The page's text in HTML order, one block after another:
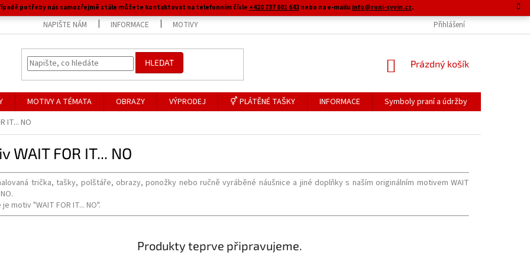
potřeby nás samozřejmě stále můžete kontaktovat na telefonním čísle +420 737 601 643 nebo na e-mailu info@roni-syvin.cz.
NAPIŠTE NÁM INFORMACE MOTIVY Přihlášení
HLEDAT
NÁKUPNÍ
Prázdný košík
MOTIVY A TÉMATA OBRAZY VÝPRODEJ ⚥ PLÁTĚNÉ TAŠKY INFORMACE
Symboly praní a údržby
IT... NO
WAIT FOR IT... NO
trička, tašky, polštáře, obrazy, ponožky nebo ručně vyráběné náušnice a jiné doplňky s naším originálním motivem WAIT
motiv "WAIT FOR IT... NO".
Produkty teprve připravujeme.